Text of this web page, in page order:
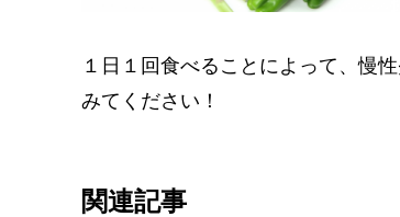
１日１回食べることによって、慢
みてください！
関連記事